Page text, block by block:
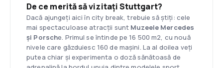
De ce merită să vizitați Stuttgart?
Dacă ajungeți aici în city break, trebuie să știți: cele
mai spectaculoase atracții sunt Muzeele Mercedes
și Porsche. Primul se întinde pe 16 500 m2, cu nouă
nivele care găzduiesc 160 de mașini. La al doilea veți
putea chiar și experimenta o doză sănătoasă de